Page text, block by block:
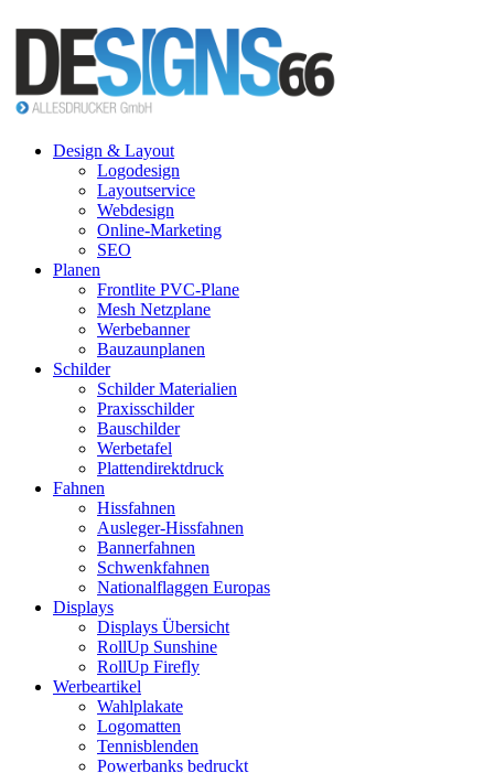
Design & Layout
Logodesign
Layoutservice
Webdesign
Online-Marketing
SEO
Planen
Frontlite PVC-Plane
Mesh Netzplane
Werbebanner
Bauzaunplanen
Schilder
Schilder Materialien
Praxisschilder
Bauschilder
Werbetafel
Plattendirektdruck
Fahnen
Hissfahnen
Ausleger-Hissfahnen
Bannerfahnen
Schwenkfahnen
Nationalflaggen Europas
Displays
Displays Übersicht
RollUp Sunshine
RollUp Firefly
Werbeartikel
Wahlplakate
Logomatten
Tennisblenden
Powerbanks bedruckt